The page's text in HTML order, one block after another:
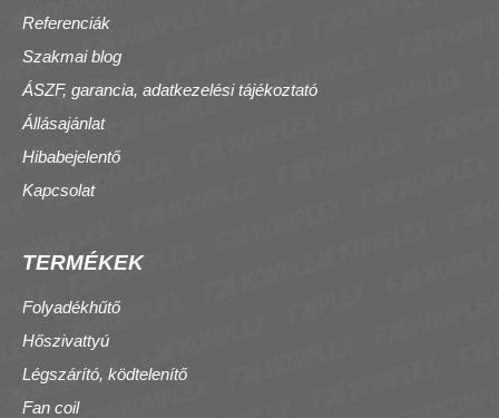
Referenciák
Szakmai blog
ÁSZF, garancia, adatkezelési tájékoztató
Állásajánlat
Hibabejelentő
Kapcsolat
TERMÉKEK
Folyadékhűtő
Hőszivattyú
Légszárító, ködtelenítő
Fan coil